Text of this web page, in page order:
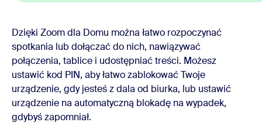
Dzięki Zoom dla Domu można łatwo rozpoczynać
spotkania lub dołączać do nich, nawiązywać
połączenia, tablice i udostępniać treści. Możesz
ustawić kod PIN, aby łatwo zablokować Twoje
urządzenie, gdy jesteś z dala od biurka, lub ustawić
urządzenie na automatyczną blokadę na wypadek,
gdybyś zapomniał.